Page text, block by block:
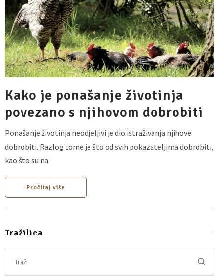
Kako je ponašanje životinja
povezano s njihovom dobrobiti
Ponašanje životinja neodjeljivi je dio istraživanja njihove
dobrobiti. Razlog tome je što od svih pokazateljima dobrobiti,
kao što su na
Pročitaj više
Tražilica